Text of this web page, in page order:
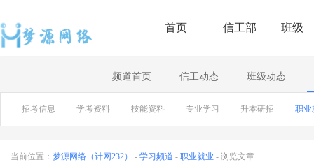
首页 信工部 班级
频道首页 信工动态 班级动态
招考信息 学考资料 技能资料 专业学习 升本研招 职业
当前位置： 梦源网络（计网232） - 学习频道 - 职业就业 - 浏览文章